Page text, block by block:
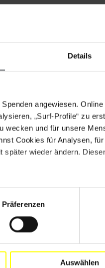
Details
angewiesen.
„Surf-Profile“ zu
wecken und für unsere
Cookies für Analysen,
später wieder ändern.
Präferenzen
Auswählen